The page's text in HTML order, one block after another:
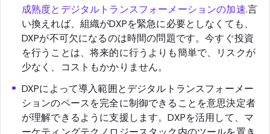
成熟度とデジタルトランスフォーメーションの加速.言
い換えれば、組織がDXPを緊急に必要としなくても、
DXPが不可欠になるのは時間の問題です。今すぐ投資
を行うことは、将来的に行うよりも簡単で、リスクが
少なく、コストもかかりません。
DXPによって導入範囲とデジタルトランスフォーメー
ションのペースを完全に制御できることを意思決定者
が理解できるように支援します。DXPを活用して、マ